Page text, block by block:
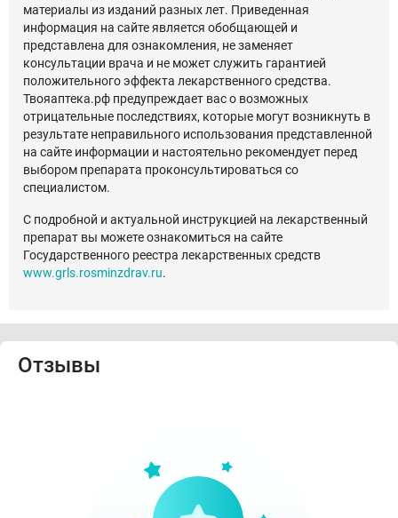
материалы из изданий разных лет. Приведенная
информация на сайте является обобщающей и
представлена для ознакомления, не заменяет
консультации врача и не может служить гарантией
положительного эффекта лекарственного средства.
Твояаптека.рф предупреждает вас о возможных
отрицательные последствиях, которые могут возникнуть в
результате неправильного использования представленной
на сайте информации и настоятельно рекомендует перед
выбором препарата проконсультироваться со
специалистом.
С подробной и актуальной инструкцией на лекарственный
препарат вы можете ознакомиться на сайте
Государственного реестра лекарственных средств
www.grls.rosminzdrav.ru.
Отзывы